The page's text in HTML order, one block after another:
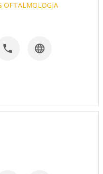
OFTALMOLOGIA
 